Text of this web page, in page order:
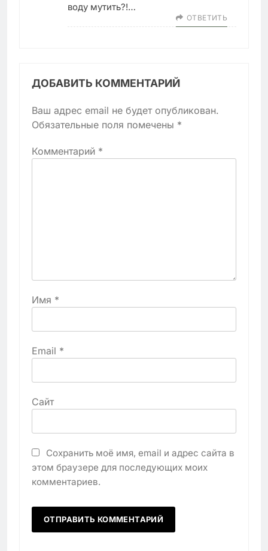
воду мутить?!…
ОТВЕТИТЬ
ДОБАВИТЬ КОММЕНТАРИЙ
Ваш адрес email не будет опубликован.
Обязательные поля помечены *
Комментарий *
Имя *
Email *
Сайт
Сохранить моё имя, email и адрес сайта в
этом браузере для последующих моих
комментариев.